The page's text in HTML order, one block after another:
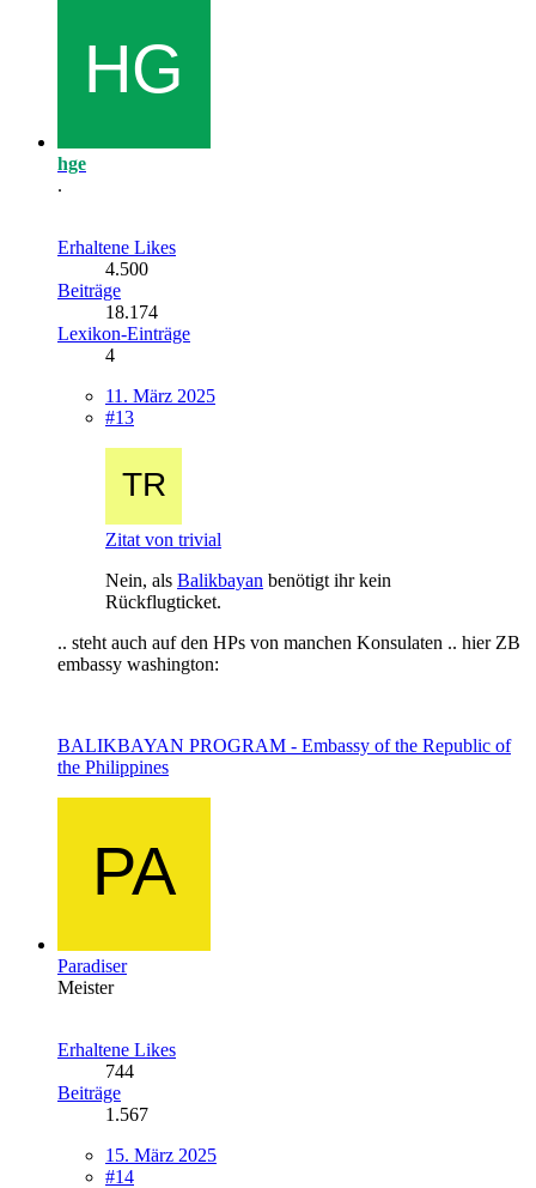
hge
.
Erhaltene Likes
4.500
Beiträge
18.174
Lexikon-Einträge
4
11. März 2025
#13
Zitat von trivial
Nein, als Balikbayan benötigt ihr kein
Rückflugticket.
.. steht auch auf den HPs von manchen Konsulaten .. hier ZB
embassy washington:
BALIKBAYAN PROGRAM - Embassy of the Republic of
the Philippines
Paradiser
Meister
Erhaltene Likes
744
Beiträge
1.567
15. März 2025
#14